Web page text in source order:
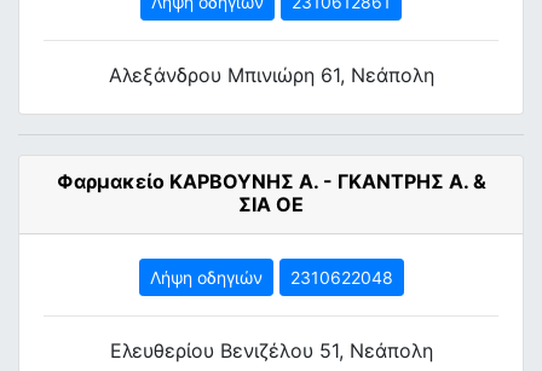
Αλεξάνδρου Μπινιώρη 61, Νεάπολη
Φαρμακείο ΚΑΡΒΟΥΝΗΣ Α. - ΓΚΑΝΤΡΗΣ Α. &
ΣΙΑ ΟΕ
Λήψη οδηγιών 2310622048
Ελευθερίου Βενιζέλου 51, Νεάπολη